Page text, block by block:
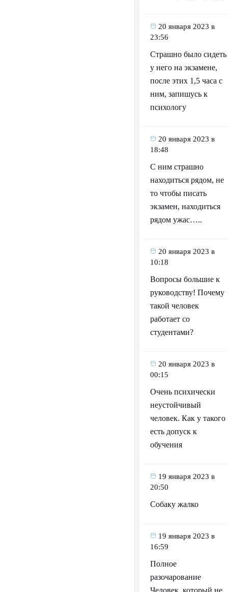
20 января 2023 в
23:56
Страшно было сидеть
у него на экзамене,
после этих 1,5 часа с
ним, запишусь к
психологу
20 января 2023 в
18:48
С ним страшно
находиться рядом, не
то чтобы писать
экзамен, находиться
рядом ужас…..
20 января 2023 в
10:18
Вопросы большие к
руководству! Почему
такой человек
работает со
студентами?
20 января 2023 в
00:15
Очень психически
неустойчивый
человек. Как у такого
есть допуск к
обучения
19 января 2023 в
20:50
Собаку жалко
19 января 2023 в
16:59
Полное
разочарование